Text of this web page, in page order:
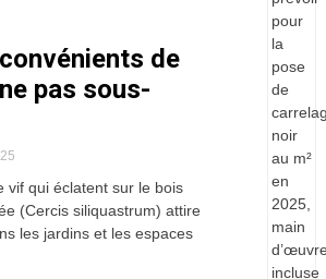
de
pas sous-
vif qui éclatent sur le bois
(Cercis siliquastrum) attire
les jardins et les espaces